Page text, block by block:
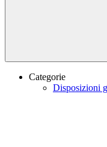
Categorie
Disposizioni